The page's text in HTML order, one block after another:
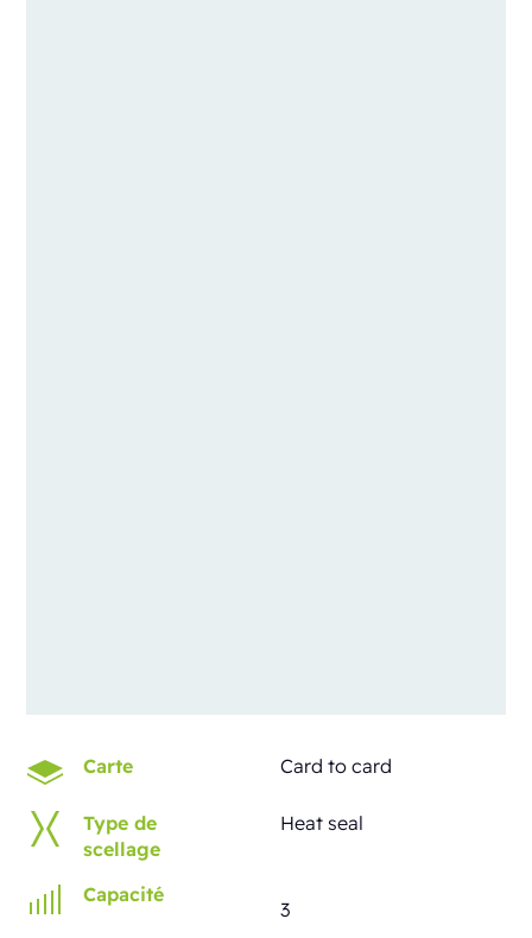
Carte Card to card
Type de
scellage
Heat seal
Capacité
3